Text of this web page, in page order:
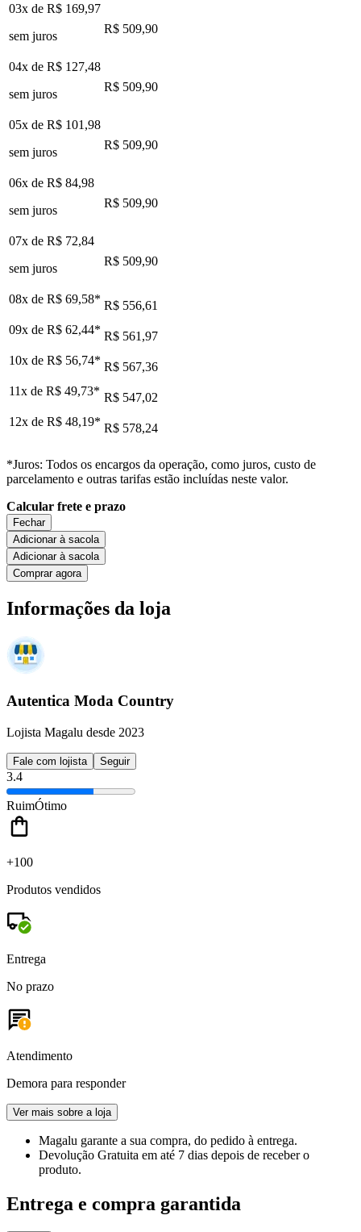
03x de R$ 169,97
sem juros
R$ 509,90
04x de R$ 127,48
sem juros
R$ 509,90
05x de R$ 101,98
sem juros
R$ 509,90
06x de R$ 84,98
sem juros
R$ 509,90
07x de R$ 72,84
sem juros
R$ 509,90
08x de R$ 69,58* R$ 556,61
09x de R$ 62,44* R$ 561,97
10x de R$ 56,74* R$ 567,36
11x de R$ 49,73* R$ 547,02
12x de R$ 48,19* R$ 578,24
*Juros: Todos os encargos da operação, como juros, custo de
parcelamento e outras tarifas estão incluídas neste valor.
Calcular frete e prazo
Fechar
Adicionar à sacola
Adicionar à sacola
Comprar agora
Informações da loja
Autentica Moda Country
Lojista Magalu desde 2023
Fale com lojista Seguir
3.4
RuimÓtimo
+100
Produtos vendidos
Entrega
No prazo
Atendimento
Demora para responder
Ver mais sobre a loja
Magalu garante a sua compra, do pedido à entrega.
Devolução Gratuita em até 7 dias depois de receber o
produto.
Entrega e compra garantida